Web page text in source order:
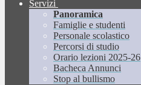
Servizi
Panoramica
Famiglie e studenti
Personale scolastico
Percorsi di studio
Orario lezioni 2025-26
Bacheca Annunci
Stop al bullismo